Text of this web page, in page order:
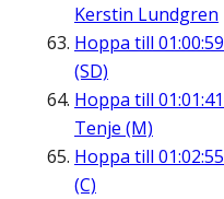
Kerstin Lundgren
Hoppa till 01:00:59
(SD)
Hoppa till 01:01:41
Tenje (M)
Hoppa till 01:02:55
(C)